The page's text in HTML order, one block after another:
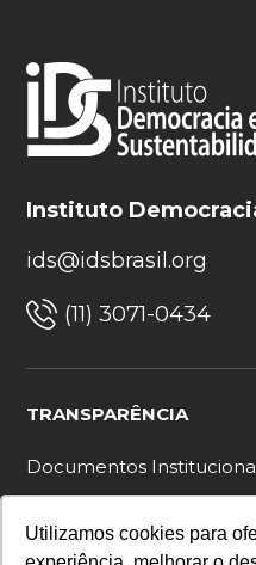
Utilizamos cookies para
Instituto
ids@idsbrasil.org
(11) 3071-0434
TRANSPARÊNCIA
Documentos
Política de privacidade